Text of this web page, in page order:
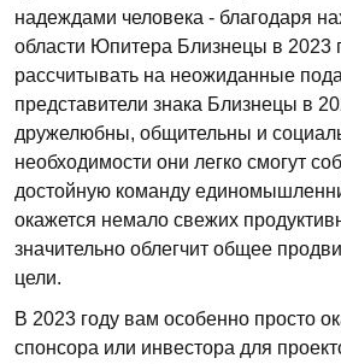
надеждами человека - благодаря
области Юпитера Близнецы в 2023
рассчитывать на неожиданные
представители знака Близнецы в
дружелюбны, общительны и
необходимости они легко смогут
достойную команду
окажется немало свежих
значительно облегчит общее
цели.
В 2023 году вам особенно просто
спонсора или инвестора для